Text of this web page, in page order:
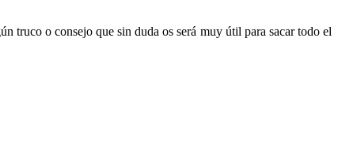
truco o consejo que sin duda os será muy útil para sacar todo el